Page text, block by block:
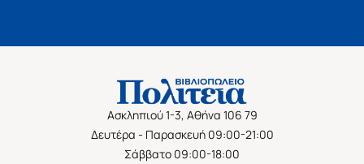
Ασκληπιού 1-3, Αθήνα 106 79
Δευτέρα - Παρασκευή 09:00-21:00
Σάββατο 09:00-18:00